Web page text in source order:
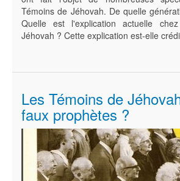
Témoins de Jéhovah. De quelle
Quelle est l'explication actuelle
Jéhovah ? Cette explication est-elle
Les Témoins de
faux prophètes ?